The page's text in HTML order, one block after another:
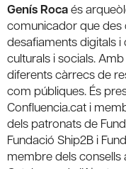
Genís Rocaés
comunicador que des
desafiaments digitals
culturals i socials.
diferents càrrecs de
com públiques. És
Confluencia.cat i
dels patronats de
Fundació Ship2B i
membre dels consells